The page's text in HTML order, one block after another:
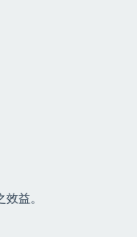
益。